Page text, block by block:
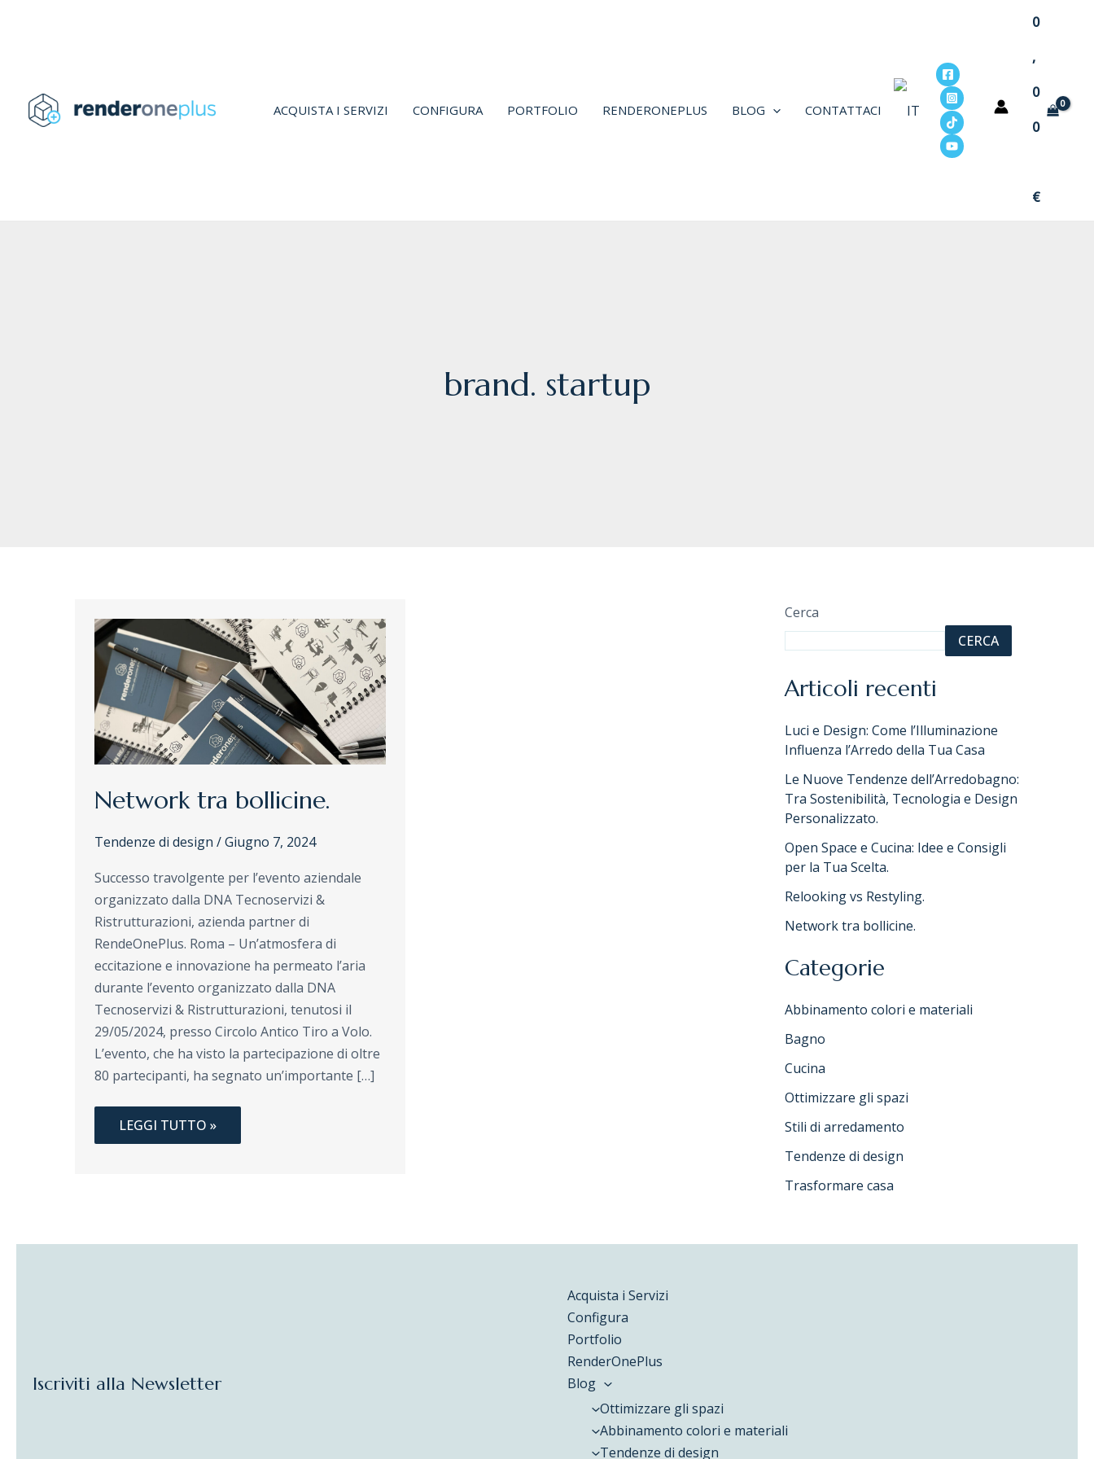
ACQUISTA I SERVIZI CONFIGURA PORTFOLIO RENDERONEPLUS BLOG CONTATTACI
0
,
0
0
€
brand. startup
Network tra bollicine.
Tendenze di design /Giugno 7, 2024
Successo travolgente per l’evento aziendale
organizzato dalla DNA Tecnoservizi &
Ristrutturazioni, azienda partner di
RendeOnePlus. Roma – Un’atmosfera di
eccitazione e innovazione ha permeato l’aria
durante l’evento organizzato dalla DNA
Tecnoservizi & Ristrutturazioni, tenutosi il
29/05/2024, presso Circolo Antico Tiro a Volo.
L’evento, che ha visto la partecipazione di oltre
80 partecipanti, ha segnato un’importante […]
NETWORK
TRA
BOLLICINE.
LEGGI TUTTO »
Cerca
CERCA
Articoli recenti
Luci e Design: Come l’Illuminazione
Influenza l’Arredo della Tua Casa
Le Nuove Tendenze dell’Arredobagno:
Tra Sostenibilità, Tecnologia e Design
Personalizzato.
Open Space e Cucina: Idee e Consigli
per la Tua Scelta.
Relooking vs Restyling.
Network tra bollicine.
Categorie
Abbinamento colori e materiali
Bagno
Cucina
Ottimizzare gli spazi
Stili di arredamento
Tendenze di design
Trasformare casa
Iscriviti alla Newsletter
Acquista i Servizi
Configura
Portfolio
RenderOnePlus
Blog
Ottimizzare gli spazi
Abbinamento colori e materiali
Tendenze di design